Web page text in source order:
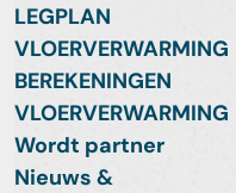
LEGPLAN
VLOERVERWARMING
BEREKENINGEN
VLOERVERWARMING
Wordt partner
Nieuws &